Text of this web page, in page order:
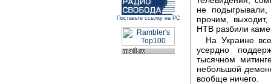
Поставьте ссылку на РС
не
прочим,
НТВ разбили
На Украине
усердно
тысячном
небольшой
вообще ничего.